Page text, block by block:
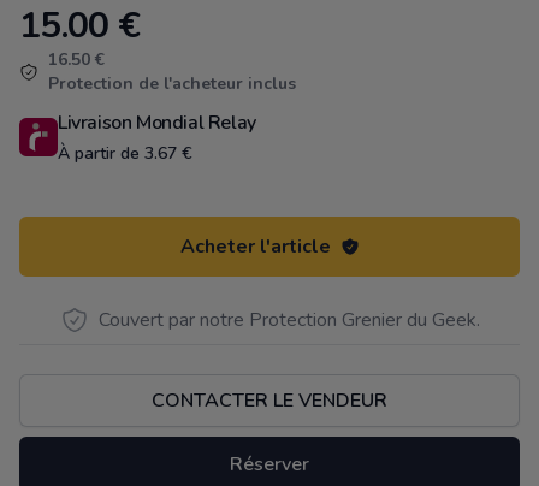
Product information
15.00 €
16.50 €
Protection de l'acheteur inclus
Livraison Mondial Relay
À partir de 3.67 €
Acheter l'article
Couvert par notre Protection Grenier du Geek.
CONTACTER LE VENDEUR
Réserver